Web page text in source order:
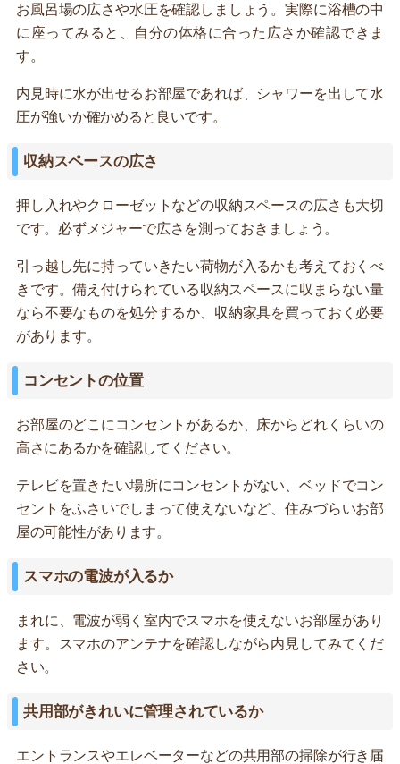
お風呂場の広さや水圧を確認しましょう。実際に浴槽の中
に座ってみると、自分の体格に合った広さか確認できま
す。
内見時に水が出せるお部屋であれば、シャワーを出して水
圧が強いか確かめると良いです。
収納スペースの広さ
押し入れやクローゼットなどの収納スペースの広さも大切
です。必ずメジャーで広さを測っておきましょう。
引っ越し先に持っていきたい荷物が入るかも考えておくべ
きです。備え付けられている収納スペースに収まらない量
なら不要なものを処分するか、収納家具を買っておく必要
があります。
コンセントの位置
お部屋のどこにコンセントがあるか、床からどれくらいの
高さにあるかを確認してください。
テレビを置きたい場所にコンセントがない、ベッドでコン
セントをふさいでしまって使えないなど、住みづらいお部
屋の可能性があります。
スマホの電波が入るか
まれに、電波が弱く室内でスマホを使えないお部屋があり
ます。スマホのアンテナを確認しながら内見してみてくだ
さい。
共用部がきれいに管理されているか
エントランスやエレベーターなどの共用部の掃除が行き届